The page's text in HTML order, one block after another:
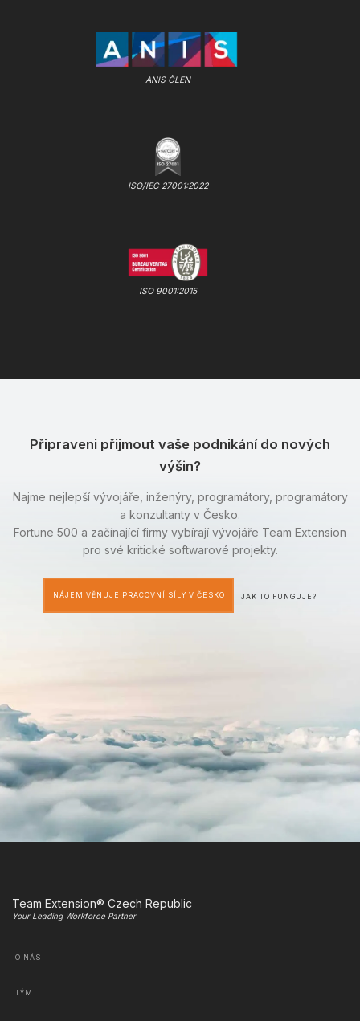
ANIS ČLEN
ISO/IEC 27001:2022
ISO 9001:2015
Připraveni přijmout vaše podnikání do nových
výšin?
Najme nejlepší vývojáře, inženýry, programátory, programátory
a konzultanty v Česko.
Fortune 500 a začínající firmy vybírají vývojáře Team Extension
pro své kritické softwarové projekty.
NÁJEM VĚNUJE PRACOVNÍ SÍLY V ČESKO JAK TO FUNGUJE?
Team Extension® Czech Republic
Your Leading Workforce Partner
O NÁS
TÝM